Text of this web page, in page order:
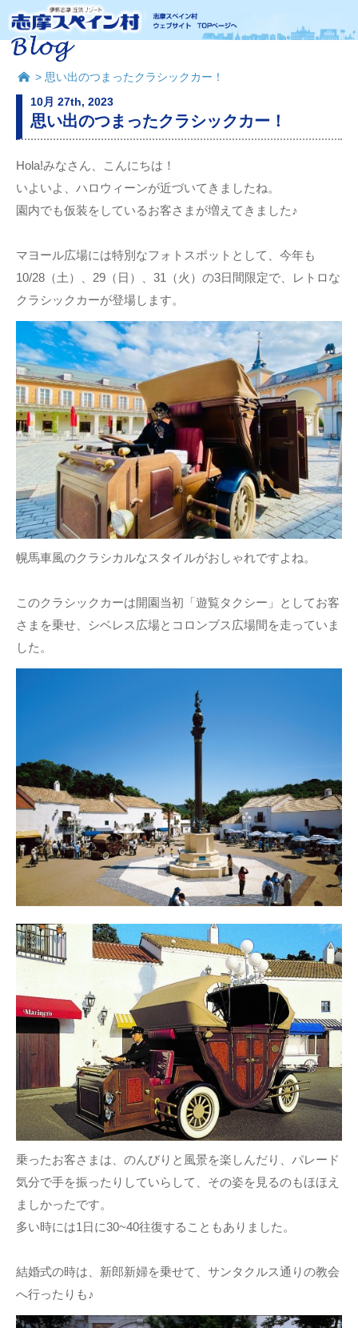
> 思い出のつまったクラシックカー！
10月 27th, 2023
思い出のつまったクラシックカー！
Hola!みなさん、こんにちは！
いよいよ、ハロウィーンが近づいてきましたね。
園内でも仮装をしているお客さまが増えてきました♪
マヨール広場には特別なフォトスポットとして、今年も
10/28（土）、29（日）、31（火）の3日間限定で、レトロな
クラシックカーが登場します。
幌馬車風のクラシカルなスタイルがおしゃれですよね。
このクラシックカーは開園当初「遊覧タクシー」としてお客
さまを乗せ、シベレス広場とコロンブス広場間を走っていま
した。
乗ったお客さまは、のんびりと風景を楽しんだり、パレード
気分で手を振ったりしていらして、その姿を見るのもほほえ
ましかったです。
多い時には1日に30~40往復することもありました。
結婚式の時は、新郎新婦を乗せて、サンタクルス通りの教会
へ行ったりも♪